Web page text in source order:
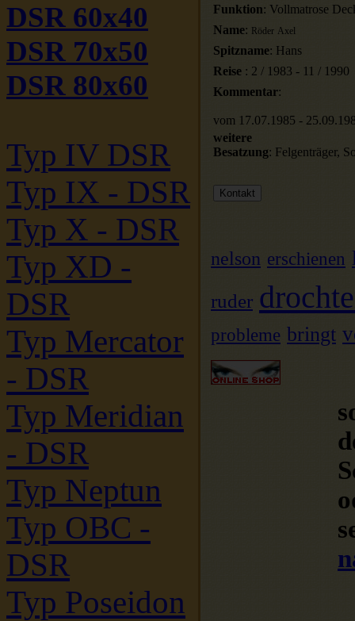
DSR 60x40
DSR 70x50
DSR 80x60
Typ IV DSR
Typ IX - DSR
Typ X - DSR
Typ XD -
DSR
Typ Mercator
- DSR
Typ Meridian
- DSR
Typ Neptun
Typ OBC -
DSR
Typ Poseidon
Funktion: Vollmatrose
Name: Röder Axel
Spitzname: Hans
Reise : 2 / 1983 - 11 / 1990
Kommentar:
vom 17.07.1985 -
weitere
Besatzung: Felgenträger,
nelson erschienen
ruder
probleme bringt